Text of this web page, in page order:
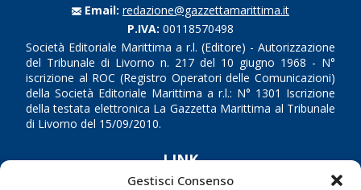
Gestisci Consenso
Email: redazione@gazzettamarittima.it
P.IVA: 00118570498
Società Editoriale Marittima a r.l. (Editore) - Autorizzazione
del Tribunale di Livorno n. 217 del 10 giugno 1968 - N°
iscrizione al ROC (Registro Operatori delle Comunicazioni)
della Società Editoriale Marittima a r.l.: N° 1301 Iscrizione
della testata elettronica La Gazzetta Marittima al Tribunale
di Livorno del 15/09/2010.
LINK